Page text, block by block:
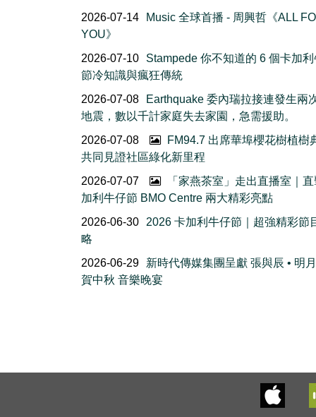
2026-07-14
Music 全球首播 - 周興哲《ALL
YOU》
2026-07-10
Stampede 你不知道的 6 個卡加
節冷知識與瘋狂傳統
2026-07-08
Earthquake 委內瑞拉接連發生兩
地震，數以千計家庭失去家園，急需援助。
2026-07-08
FM94.7 出席華埠櫻花樹植
共同見證社區綠化新里程
2026-07-07
「家燕茶室」走出直播室｜
加利牛仔節 BMO Centre 兩大精彩亮點
2026-06-30
2026 卡加利牛仔節｜超強精彩節
略
2026-06-29
新時代傳媒集團呈獻 張與辰 • 明
賀中秋 音樂晚宴